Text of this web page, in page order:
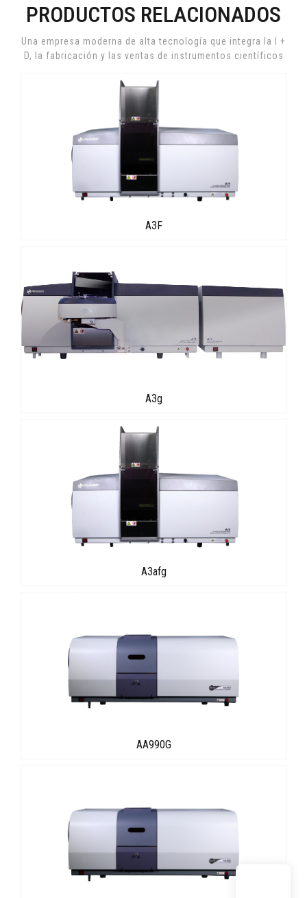
PRODUCTOS RELACIONADOS
Una empresa moderna de alta tecnología que integra la I +
D, la fabricación y las ventas de instrumentos científicos
A3F
A3g
A3afg
AA990G